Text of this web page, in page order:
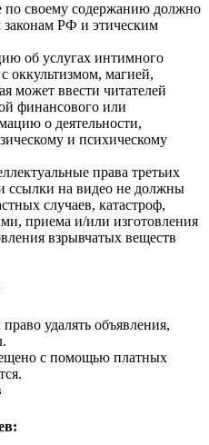
по своему содержанию должно
законам РФ и этическим
об услугах интимного
оккультизмом, магией,
может ввести читателей
финансового или
о деятельности,
и психическому
права третьих
ссылки на видео не должны
случаев, катастроф,
приема и/или изготовления
взрывчатых веществ
удалять объявления,
с помощью платных